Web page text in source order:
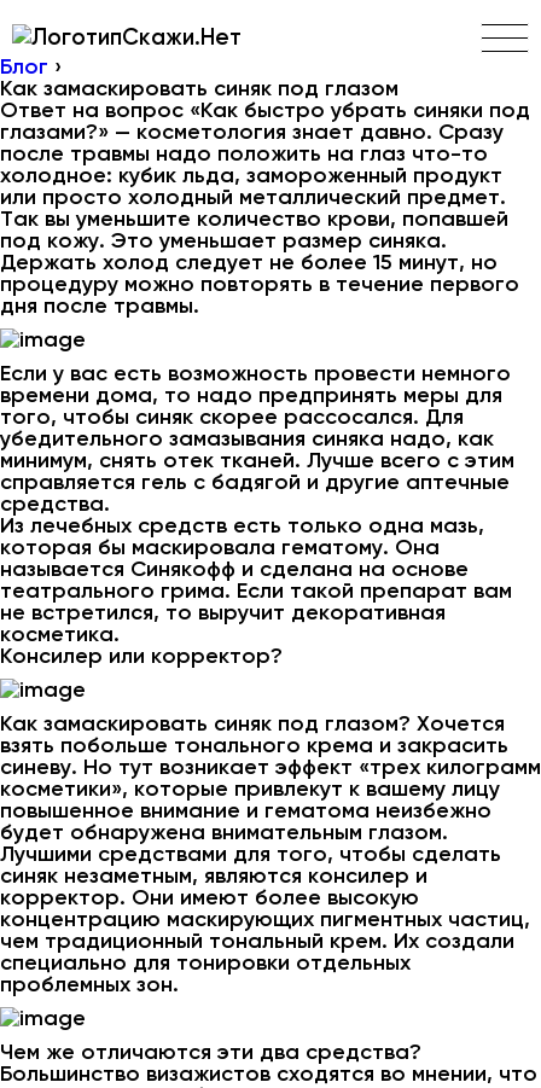
Скажи.Нет
Блог ›
Как замаскировать синяк под глазом
Ответ на вопрос «Как быстро убрать синяки под
глазами?» — косметология знает давно. Сразу
после травмы надо положить на глаз что-то
холодное: кубик льда, замороженный продукт
или просто холодный металлический предмет.
Так вы уменьшите количество крови, попавшей
под кожу. Это уменьшает размер синяка.
Держать холод следует не более 15 минут, но
процедуру можно повторять в течение первого
дня после травмы.
Если у вас есть возможность провести немного
времени дома, то надо предпринять меры для
того, чтобы синяк скорее рассосался. Для
убедительного замазывания синяка надо, как
минимум, снять отек тканей. Лучше всего с этим
справляется гель с бадягой и другие аптечные
средства.
Из лечебных средств есть только одна мазь,
которая бы маскировала гематому. Она
называется Синякофф и сделана на основе
театрального грима. Если такой препарат вам
не встретился, то выручит декоративная
косметика.
Консилер или корректор?
Как замаскировать синяк под глазом? Хочется
взять побольше тонального крема и закрасить
синеву. Но тут возникает эффект «трех килограмм
косметики», которые привлекут к вашему лицу
повышенное внимание и гематома неизбежно
будет обнаружена внимательным глазом.
Лучшими средствами для того, чтобы сделать
синяк незаметным, являются консилер и
корректор. Они имеют более высокую
концентрацию маскирующих пигментных частиц,
чем традиционный тональный крем. Их создали
специально для тонировки отдельных
проблемных зон.
Чем же отличаются эти два средства?
Большинство визажистов сходятся во мнении, что